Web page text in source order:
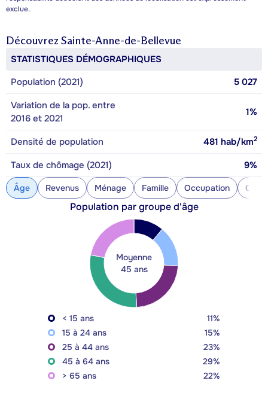
exclue.
Découvrez Sainte-Anne-de-Bellevue
STATISTIQUES DÉMOGRAPHIQUES
Population (2021)
5 027
Variation de la pop. entre
2016 et 2021
1%
Densité de population 481 hab/km2
Taux de chômage (2021) 9%
Âge Revenus Ménage Famille Occupation
Population par groupe d'âge
Moyenne
45 ans
< 15 ans
11%
15 à 24 ans
15%
25 à 44 ans
23%
45 à 64 ans
29%
> 65 ans
22%